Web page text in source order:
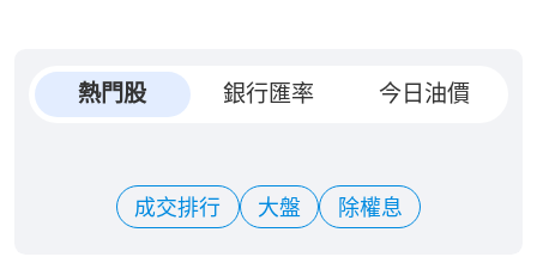
熱門股 銀行匯率 今日油價
成交排行 大盤 除權息